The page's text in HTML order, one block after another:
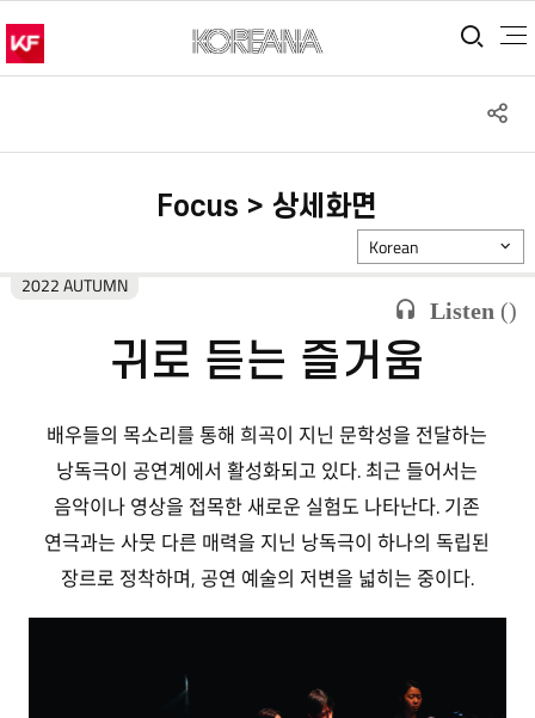
통
Focus > 상세화면
Listen ()
2022 AUTUMN
Korean
귀로 듣는 즐거움
배우들의 목소리를 통해 희곡이 지닌 문학성을 전달하는
낭독극이 공연계에서 활성화되고 있다. 최근 들어서는
음악이나 영상을 접목한 새로운 실험도 나타난다. 기존
연극과는 사뭇 다른 매력을 지닌 낭독극이 하나의 독립된
장르로 정착하며, 공연 예술의 저변을 넓히는 중이다.